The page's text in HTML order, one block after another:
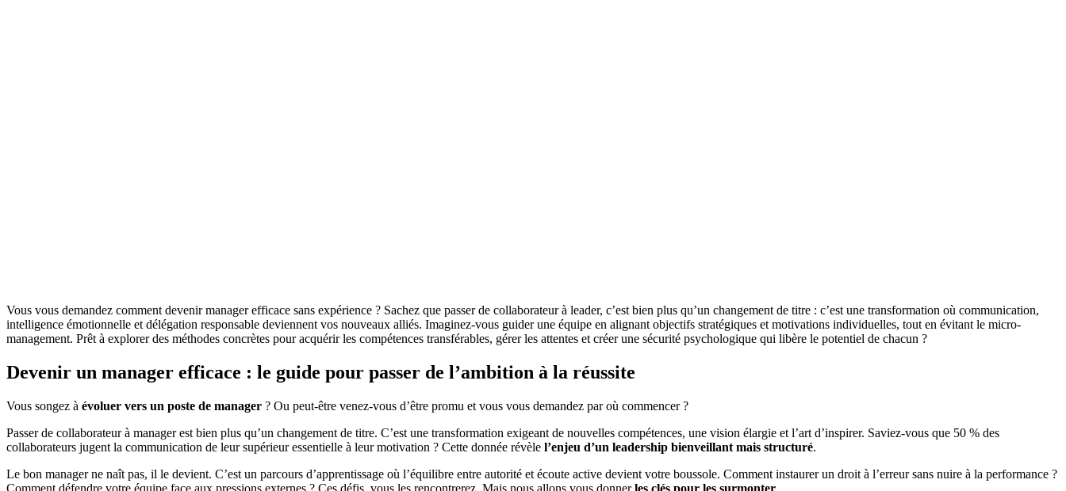
Vous vous demandez comment devenir manager efficace sans expérience ? Sachez que passer de collaborateur à leader, c’est bien plus qu’un changement de titre : c’est une transformation où communication,
intelligence émotionnelle et délégation responsable deviennent vos nouveaux alliés. Imaginez-vous guider une équipe en alignant objectifs stratégiques et motivations individuelles, tout en évitant le micro-
management. Prêt à explorer des méthodes concrètes pour acquérir les compétences transférables, gérer les attentes et créer une sécurité psychologique qui libère le potentiel de chacun ?
Devenir un manager efficace : le guide pour passer de l’ambition à la réussite
Vous songez à évoluer vers un poste de manager ? Ou peut-être venez-vous d’être promu et vous vous demandez par où commencer ?
Passer de collaborateur à manager est bien plus qu’un changement de titre. C’est une transformation exigeant de nouvelles compétences, une vision élargie et l’art d’inspirer. Saviez-vous que 50 % des
collaborateurs jugent la communication de leur supérieur essentielle à leur motivation ? Cette donnée révèle l’enjeu d’un leadership bienveillant mais structuré.
Le bon manager ne naît pas, il le devient. C’est un parcours d’apprentissage où l’équilibre entre autorité et écoute active devient votre boussole. Comment instaurer un droit à l’erreur sans nuire à la performance ?
Comment défendre votre équipe face aux pressions externes ? Ces défis, vous les rencontrerez. Mais nous allons vous donnerles clés pour les surmonter.